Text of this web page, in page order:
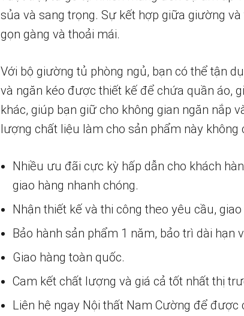
sủa và sang trọng. Sự kết hợp giữa giường
gọn gàng và thoải mái.
Với bộ giường tủ phòng ngủ, bạn có thể tận
và ngăn kéo được thiết kế để chứa quần áo,
khác, giúp bạn giữ cho không gian ngăn nắp
lượng chất liệu làm cho sản phẩm này không
Nhiều ưu đãi cực kỳ hấp dẫn cho khách
giao hàng nhanh chóng.
Nhận thiết kế và thi công theo yêu cầu,
Bảo hành sản phẩm 1 năm, bảo trì dài hạn
Giao hàng toàn quốc.
Cam kết chất lượng và giá cả tốt nhất thị
Liên hệ ngay Nội thất Nam Cường để